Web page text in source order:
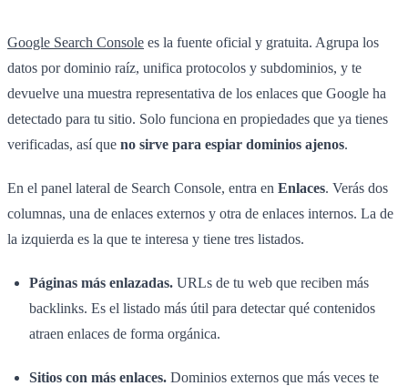
Google Search Console es la fuente oficial y gratuita. Agrupa los
datos por dominio raíz, unifica protocolos y subdominios, y te
devuelve una muestra representativa de los enlaces que Google ha
detectado para tu sitio. Solo funciona en propiedades que ya tienes
verificadas, así que no sirve para espiar dominios ajenos.
En el panel lateral de Search Console, entra en Enlaces. Verás dos
columnas, una de enlaces externos y otra de enlaces internos. La de
la izquierda es la que te interesa y tiene tres listados.
Páginas más enlazadas. URLs de tu web que reciben más
backlinks. Es el listado más útil para detectar qué contenidos
atraen enlaces de forma orgánica.
Sitios con más enlaces. Dominios externos que más veces te